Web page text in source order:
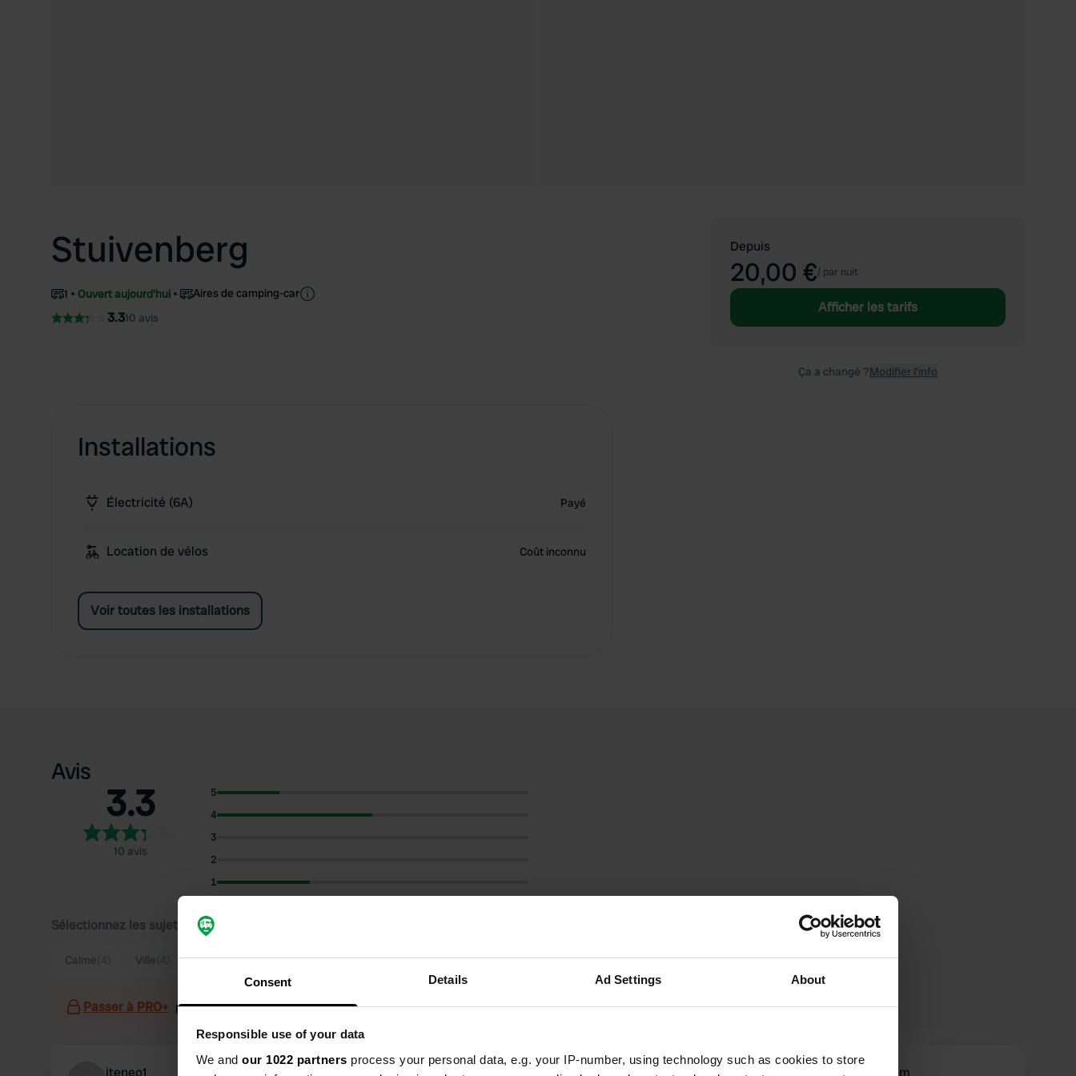
Consent Details Ad Settings About
Responsible use of your data
We and our 1022 partners process your personal data, e.g. your IP-number, using technology such as cookies to store
Stuivenberg
1 Ouvert aujourd'hui Aires de camping-car
3.310 avis
Installations
Électricité (6A) Payé
Location de vélos Coût inconnu
Voir toutes les installations
Depuis
20,00 €/ par nuit
Afficher les tarifs
Ça a changé ?Modifier l’info
Avis
3.3
10 avis
5
4
3
2
1
Sélectionnez les sujets pour lire les critiques :
Calme Ville Propriétaire(4)
Passer à PRO+ pour l'utilisation des filtres sur les avis
iteneo1 geert&marina c.bovenberg@gmail.com